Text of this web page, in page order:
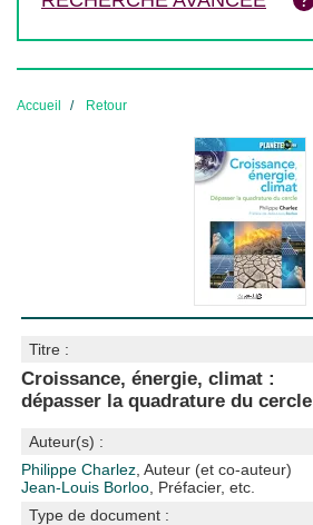
Accueil Retour
Titre :
Croissance, énergie, climat :
dépasser la quadrature du cercle
Auteur(s) :
Philippe Charlez , Auteur (et co-auteur)
Jean-Louis Borloo , Préfacier, etc.
Type de document :